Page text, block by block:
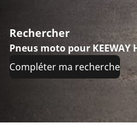
Rechercher
Pneus moto pour KEEWAY
Compléter ma recherche